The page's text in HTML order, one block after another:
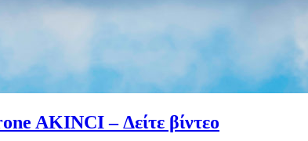
AKINCI – Δείτε βίντεο